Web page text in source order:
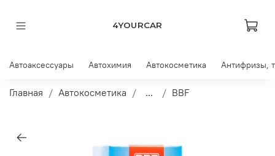
4YOURCAR
Автоаксессуары Автохимия Автокосметика Антифризы,
Главная Автокосметика ... BBF